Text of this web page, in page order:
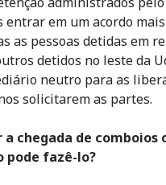
em um acordo
as pessoas detidas em
detidos no leste da
neutro para as
solicitarem as partes.
chegada de comboios
pode fazê-lo?